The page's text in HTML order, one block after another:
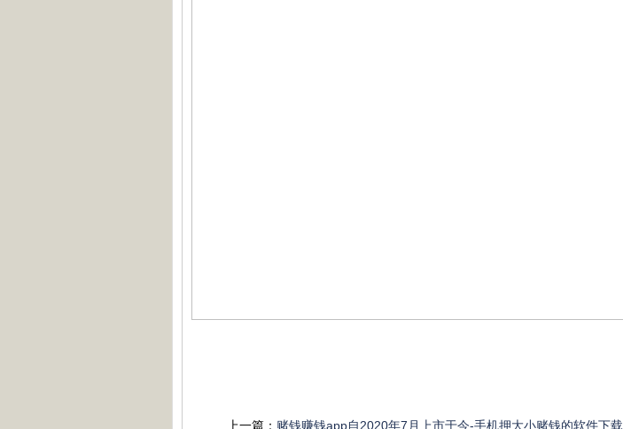
上一篇： 赌钱赚钱app自2020年7月上市于今-手机押大小赌钱的软件下载